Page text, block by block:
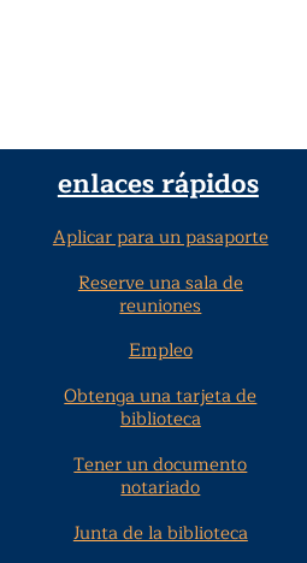
enlaces rápidos
Aplicar para un pasaporte
Reserve una sala de
reuniones
Empleo
Obtenga una tarjeta de
biblioteca
Tener un documento
notariado
Junta de la biblioteca